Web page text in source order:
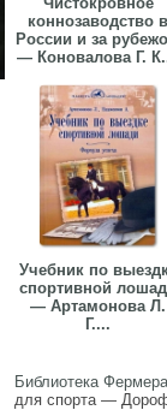
коннозаводство в
России и за
— Коновалова Г.
Учебник по
спортивной
— Артамонова Л.
Г....
Библиотека
для спорта —